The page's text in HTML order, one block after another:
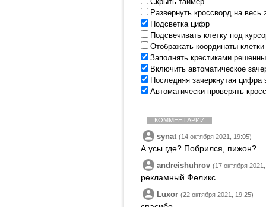
Развернуть кроссворд на
Подсветка цифр
Подсвечивать клетку под
Отображать координаты
Заполнять крестиками
Включить автоматическое
Последняя зачеркнутая цифра
Автоматически проверять
КОММЕНТАРИИ
synat (14 октября 2021, 19:05)
А усы где? Побрился, пижон?
andreishuhrov (17 октября
рекламный Феликс
Luxor (22 октября 2021, 19:25)